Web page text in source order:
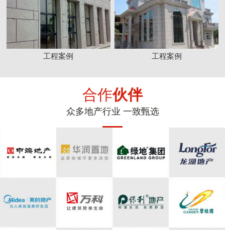
工程案例 工程案例
合作伙伴
众多地产行业 一致甄选